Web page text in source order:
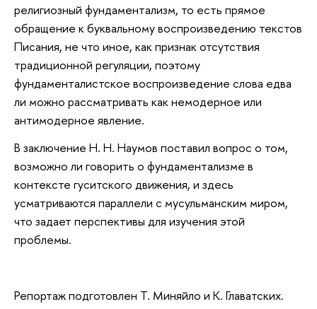
религиозный фундаментализм, то есть прямое
обращение к буквальному воспроизведению текстов
Писания, не что иное, как признак отсутствия
традиционной регуляции, поэтому
фундаменталистское воспроизведение слова едва
ли можно рассматривать как немодерное или
антимодерное явление.
В заключение Н. Н. Наумов поставил вопрос о том,
возможно ли говорить о фундаментализме в
контексте гуситского движения, и здесь
усматриваются параллели с мусульманским миром,
что задает перспективы для изучения этой
проблемы.
Репортаж подготовлен Т. Миняйло и К. Главатских.